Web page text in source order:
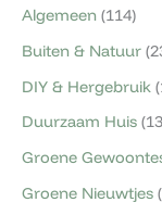
Algemeen (114)
Buiten & Natuur
DIY & Hergebruik
Duurzaam Huis
Groene
Groene Nieuwtjes